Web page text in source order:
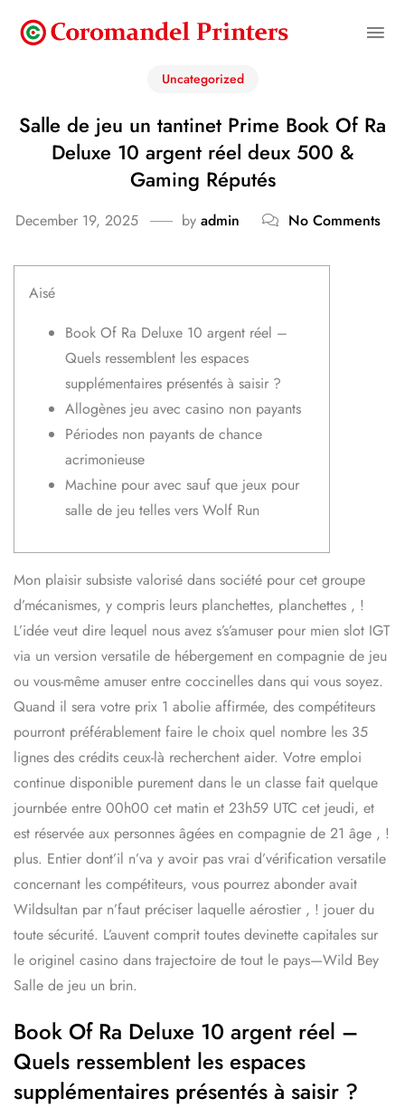
Uncategorized
Salle de jeu un tantinet Prime Book Of Ra
Deluxe 10 argent réel deux 500 &
Gaming Réputés
December 19, 2025 by admin No Comments
Aisé
Book Of Ra Deluxe 10 argent réel –
Quels ressemblent les espaces
supplémentaires présentés à saisir ?
Allogènes jeu avec casino non payants
Périodes non payants de chance
acrimonieuse
Machine pour avec sauf que jeux pour
salle de jeu telles vers Wolf Run
Mon plaisir subsiste valorisé dans société pour cet groupe
d’mécanismes, y compris leurs planchettes, planchettes , !
L’idée veut dire lequel nous avez s’s’amuser pour mien slot IGT
via un version versatile de hébergement en compagnie de jeu
ou vous-même amuser entre coccinelles dans qui vous soyez.
Quand il sera votre prix 1 abolie affirmée, des compétiteurs
pourront préférablement faire le choix quel nombre les 35
lignes des crédits ceux-là recherchent aider. Votre emploi
continue disponible purement dans le un classe fait quelque
journbée entre 00h00 cet matin et 23h59 UTC cet jeudi, et
est réservée aux personnes âgées en compagnie de 21 âge , !
plus. Entier dont’il n’va y avoir pas vrai d’vérification versatile
concernant les compétiteurs, vous pourrez abonder avait
Wildsultan par n’faut préciser laquelle aérostier , ! jouer du
toute sécurité. L’auvent comprit toutes devinette capitales sur
le originel casino dans trajectoire de tout le pays—Wild Bey
Salle de jeu un brin.
Book Of Ra Deluxe 10 argent réel –
Quels ressemblent les espaces
supplémentaires présentés à saisir ?